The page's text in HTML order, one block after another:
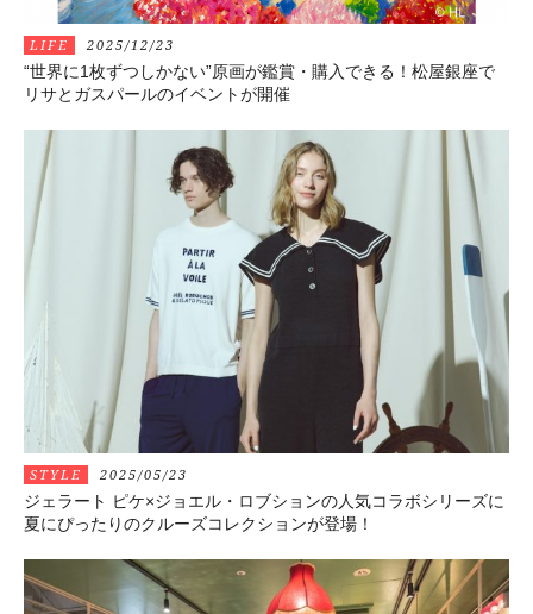
LIFE 2025/12/23
“世界に1枚ずつしかない”原画が鑑賞・購入できる！松屋銀座で
リサとガスパールのイベントが開催
STYLE 2025/05/23
ジェラート ピケ×ジョエル・ロブションの人気コラボシリーズに
夏にぴったりのクルーズコレクションが登場！